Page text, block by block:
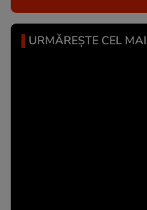
URMĂREȘTE CEL